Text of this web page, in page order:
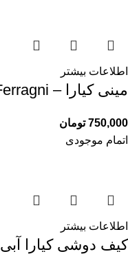
اطلاعات بیشتر
مینی کیارا – Chiara Ferragni
750,000 تومان
اتمام موجودی
اطلاعات بیشتر
کیف دوشی کیارا آبی